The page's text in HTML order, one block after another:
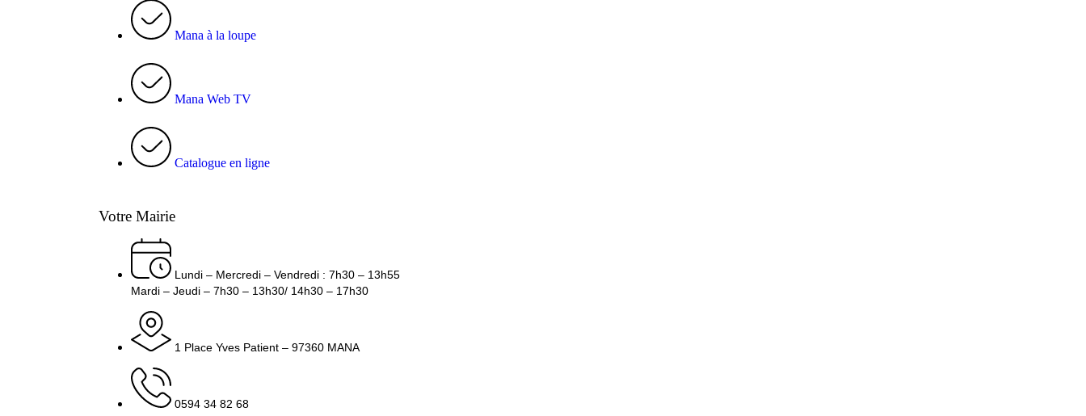
Mana à la loupe
Mana Web TV
Catalogue en ligne
Votre Mairie
Lundi – Mercredi – Vendredi : 7h30 – 13h55
Mardi – Jeudi – 7h30 – 13h30/ 14h30 – 17h30
1 Place Yves Patient – 97360 MANA
0594 34 82 68